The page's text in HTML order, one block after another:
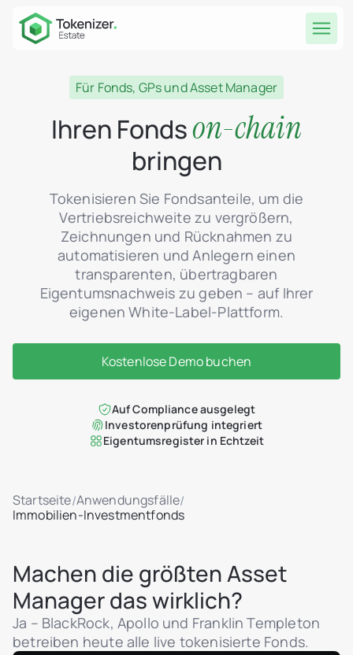
Für Fonds, GPs und Asset Manager
Ihren Fondson-chain
bringen
Tokenisieren Sie Fondsanteile, um die
Vertriebsreichweite zu vergrößern,
Zeichnungen und Rücknahmen zu
automatisieren und Anlegern einen
transparenten, übertragbaren
Eigentumsnachweis zu geben – auf Ihrer
eigenen White-Label-Plattform.
Kostenlose Demo buchen
Auf Compliance ausgelegt
Investorenprüfung integriert
Eigentumsregister in Echtzeit
Startseite/Anwendungsfälle/
Immobilien-Investmentfonds
Machen die größten Asset
Manager das wirklich?
Ja – BlackRock, Apollo und Franklin Templeton
betreiben heute alle live tokenisierte Fonds.